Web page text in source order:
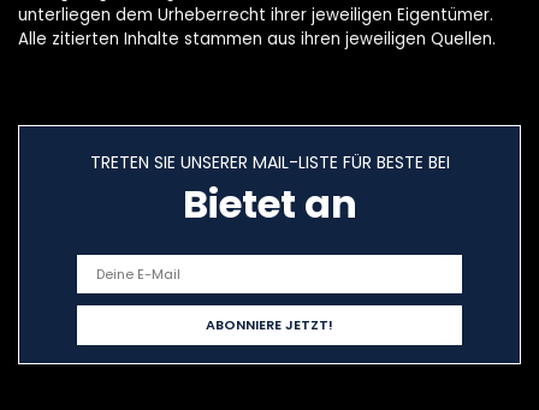
unterliegen dem Urheberrecht ihrer jeweiligen Eigentümer.
Alle zitierten Inhalte stammen aus ihren jeweiligen Quellen.
TRETEN SIE UNSERER MAIL-LISTE FÜR BESTE BEI
Bietet an